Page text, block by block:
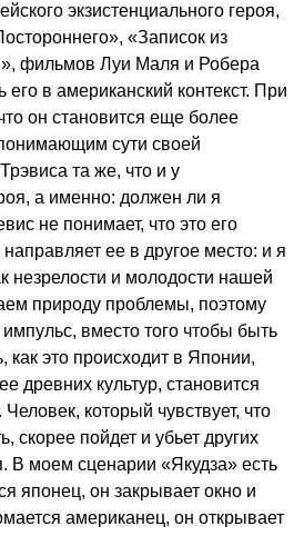
экзистенциального героя,
«Записок из
фильмов Луи Маля и Робера
его в американский контекст. При
он становится еще более
сути своей
та же, что и у
а именно: должен ли я
не понимает, что это его
ее в другое место: и я
незрелости и молодости нашей
природу проблемы, поэтому
вместо того чтобы быть
как это происходит в Японии,
древних культур, становится
который чувствует, что
скорее пойдет и убьет других
В моем сценарии «Якудза» есть
японец, он закрывает окно и
американец, он открывает